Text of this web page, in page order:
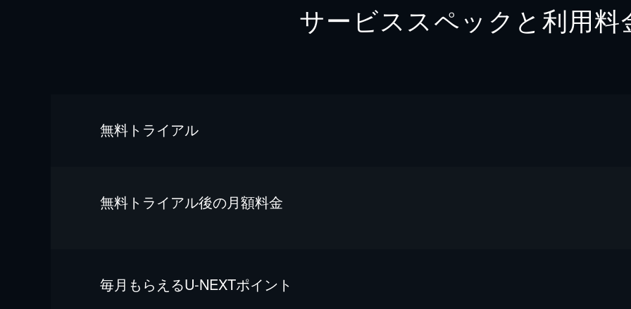
サービススペックと利用料
無料トライアル
無料トライアル後の⽉額料金
毎⽉もらえるU-NEXTポイント